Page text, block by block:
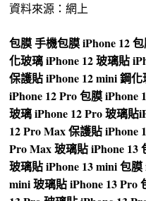
資料來源：網上
包膜手機包膜iPhone 12
化玻璃iPhone 12 玻璃貼
保護貼iPhone 12 mini 鋼
iPhone 12 Pro 包膜iPhone
玻璃iPhone 12 Pro 玻璃貼
12 Pro Max 保護貼iPhone
Pro Max 玻璃貼iPhone 13
玻璃貼iPhone 13 mini 包膜
mini 玻璃貼iPhone 13 Pro